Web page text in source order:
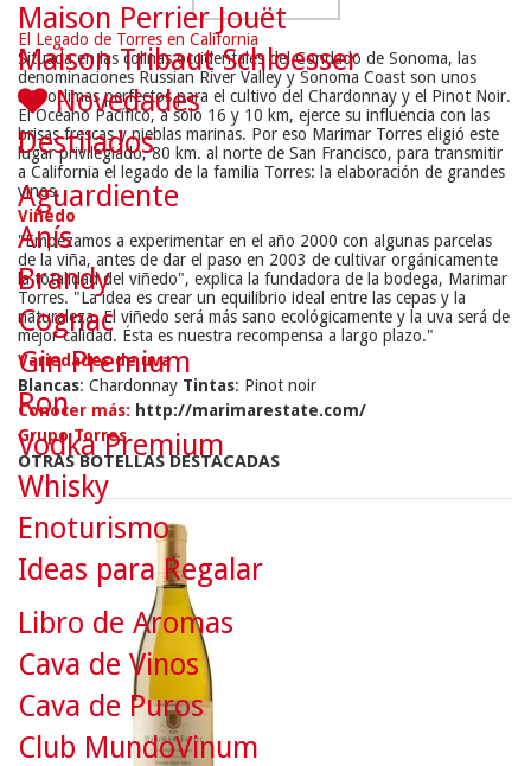
El Legado de Torres en California
Situada en las colinas occidentales del Condado de Sonoma, las
denominaciones Russian River Valley y Sonoma Coast son unos
microclimas perfectos para el cultivo del Chardonnay y el Pinot Noir.
El Océano Pacífico, a sólo 16 y 10 km, ejerce su influencia con las
brisas frescas y nieblas marinas. Por eso Marimar Torres eligió este
lugar privilegiado, 80 km. al norte de San Francisco, para transmitir
a California el legado de la familia Torres: la elaboración de grandes
vinos.
Viñedo
"Empezamos a experimentar en el año 2000 con algunas parcelas
de la viña, antes de dar el paso en 2003 de cultivar orgánicamente
la totalidad del viñedo", explica la fundadora de la bodega, Marimar
Torres. "La idea es crear un equilibrio ideal entre las cepas y la
naturaleza. El viñedo será más sano ecológicamente y la uva será de
mejor calidad. Ésta es nuestra recompensa a largo plazo."
Variedades de uva
Blancas: Chardonnay Tintas: Pinot noir
Conocer más: http://marimarestate.com/
Grupo Torres
OTRAS BOTELLAS DESTACADAS
Maison Perrier Jouët
Maison Tribaut Schloesser
Novedades
Destilados
Aguardiente
Anís
Brandy
Cognac
Gin Premium
Ron
Vodka Premium
Whisky
Enoturismo
Ideas para Regalar
Libro de Aromas
Cava de Vinos
Cava de Puros
Club MundoVinum